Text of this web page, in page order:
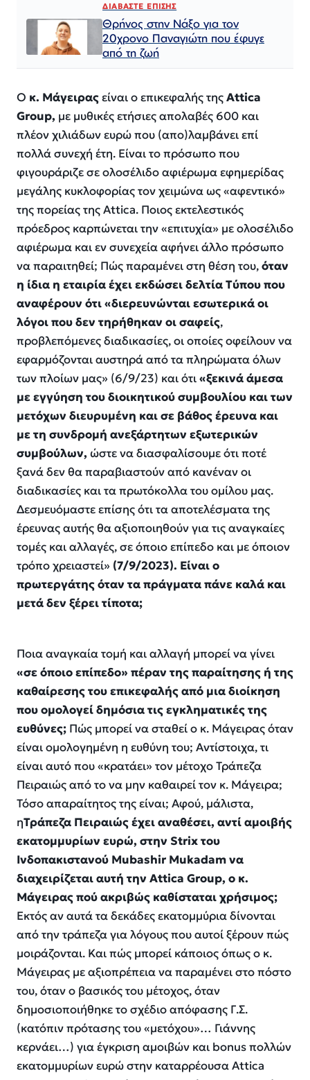
ΔΙΑΒΑΣΤΕ ΕΠΙΣΗΣ
Θρήνος στην Νάξο για τον
20χρονο Παναγιώτη που έφυγε
από τη ζωή
Ο κ. Μάγειραςείναι ο επικεφαλής τηςAttica
Group, με μυθικές ετήσιες απολαβές 600 και
πλέον χιλιάδων ευρώ που (απο)λαμβάνει επί
πολλά συνεχή έτη. Είναι το πρόσωπο που
φιγουράριζε σε ολοσέλιδο αφιέρωμα εφημερίδας
μεγάλης κυκλοφορίας τον χειμώνα ως «αφεντικό»
της πορείας της Attica. Ποιος εκτελεστικός
πρόεδρος καρπώνεται την «επιτυχία» με ολοσέλιδο
αφιέρωμα και εν συνεχεία αφήνει άλλο πρόσωπο
να παραιτηθεί; Πώς παραμένει στη θέση του,όταν
η ίδια η εταιρία έχει εκδώσει δελτία Τύπου που
αναφέρουν ότι «διερευνώνται εσωτερικά οι
λόγοι που δεν τηρήθηκαν οι σαφείς,
προβλεπόμενες διαδικασίες, οι οποίες οφείλουν να
εφαρμόζονται αυστηρά από τα πληρώματα όλων
των πλοίων μας» (6/9/23) και ότι«ξεκινά άμεσα
με εγγύηση του διοικητικού συμβουλίου και των
μετόχων διευρυμένη και σε βάθος έρευνα και
με τη συνδρομή ανεξάρτητων εξωτερικών
συμβούλων, ώστε να διασφαλίσουμε ότι ποτέ
ξανά δεν θα παραβιαστούν από κανέναν οι
διαδικασίες και τα πρωτόκολλα του ομίλου μας.
Δεσμευόμαστε επίσης ότι τα αποτελέσματα της
έρευνας αυτής θα αξιοποιηθούν για τις αναγκαίες
τομές και αλλαγές, σε όποιο επίπεδο και με όποιον
τρόπο χρειαστεί» (7/9/2023). Είναι ο
πρωτεργάτης όταν τα πράγματα πάνε καλά και
μετά δεν ξέρει τίποτα;
Ποια αναγκαία τομή και αλλαγή μπορεί να γίνει
«σε όποιο επίπεδο» πέραν της παραίτησης ή της
καθαίρεσης του επικεφαλής από μια διοίκηση
που ομολογεί δημόσια τις εγκληματικές της
ευθύνες; Πώς μπορεί να σταθεί ο κ. Μάγειρας όταν
είναι ομολογημένη η ευθύνη του; Αντίστοιχα, τι
είναι αυτό που «κρατάει» τον μέτοχο Τράπεζα
Πειραιώς από το να μην καθαιρεί τον κ. Μάγειρα;
Τόσο απαραίτητος της είναι; Αφού, μάλιστα,
ηΤράπεζα Πειραιώς έχει αναθέσει, αντί αμοιβής
εκατομμυρίων ευρώ, στην Strix του
Ινδοπακιστανού Mubashir Mukadam να
διαχειρίζεται αυτή την Attica Group, ο κ.
Μάγειρας πού ακριβώς καθίσταταιχρήσιμος;
Εκτός αν αυτά τα δεκάδες εκατομμύρια δίνονται
από την τράπεζα για λόγους που αυτοί ξέρουν πώς
μοιράζονται. Και πώς μπορεί κάποιος όπως ο κ.
Μάγειρας με αξιοπρέπεια να παραμένει στο πόστο
του, όταν ο βασικός του μέτοχος, όταν
δημοσιοποιήθηκε το σχέδιο απόφασης Γ.Σ.
(κατόπιν πρότασης του «μετόχου»… Γιάννης
κερνάει…) για έγκριση αμοιβών και bonus πολλών
εκατομμυρίων ευρώ στην καταρρέουσα Attica